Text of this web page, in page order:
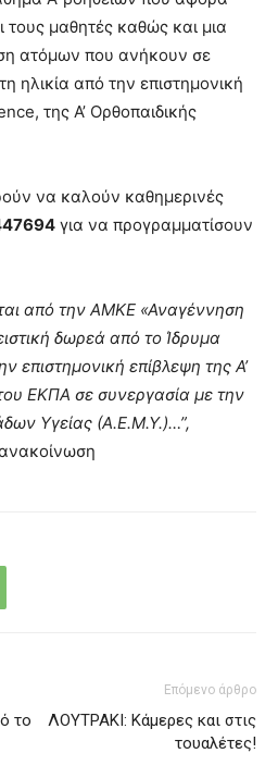
τους μαθητές καθώς και μια
ατόμων που ανήκουν σε
ηλικία από την επιστημονική
της Α’ Ορθοπαιδικής
να καλούν καθημερινές
για να προγραμματίσουν
από την ΑΜΚΕ «Αναγέννηση
δωρεά από το Ίδρυμα
επιστημονική επίβλεψη της Α’
ΕΚΠΑ σε συνεργασία με την
Υγείας (Α.Ε.Μ.Υ.)…”,
το
Επόμενο άρθρο
ΛΟΥΤΡΑΚΙ: Κάμερες και στις
τουαλέτες!